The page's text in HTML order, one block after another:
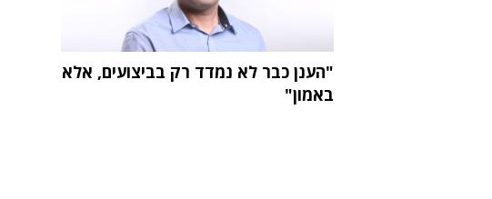
"הענן כבר לא נמדד רק בביצועים, אלא
באמון"